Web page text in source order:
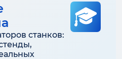
станков: